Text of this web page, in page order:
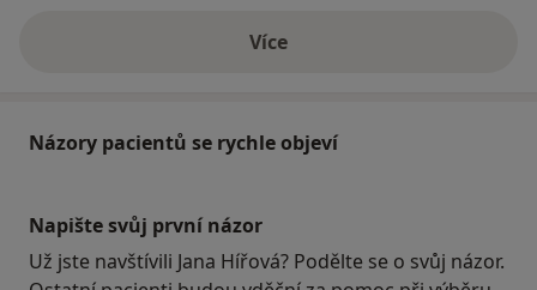
Víceo adrese
Názory pacientů se rychle objeví
Napište svůj první názor
Už jste navštívili Jana Hířová? Podělte se o svůj názor.